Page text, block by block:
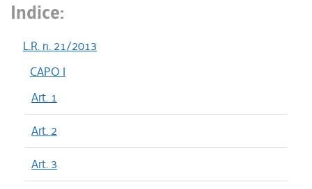
Indice:
L.R. n. 21/2013
CAPO I
Art. 1
Art. 2
Art. 3